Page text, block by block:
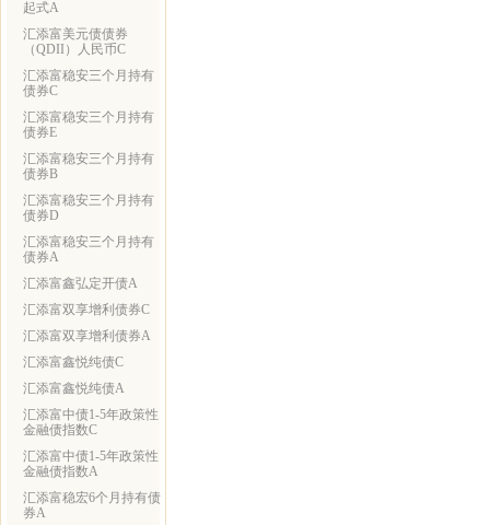
起式A
汇添富美元债债券
（QDII）人民币C
汇添富稳安三个月持有
债券C
汇添富稳安三个月持有
债券E
汇添富稳安三个月持有
债券B
汇添富稳安三个月持有
债券D
汇添富稳安三个月持有
债券A
汇添富鑫弘定开债A
汇添富双享增利债券C
汇添富双享增利债券A
汇添富鑫悦纯债C
汇添富鑫悦纯债A
汇添富中债1-5年政策性
金融债指数C
汇添富中债1-5年政策性
金融债指数A
汇添富稳宏6个月持有债
券A